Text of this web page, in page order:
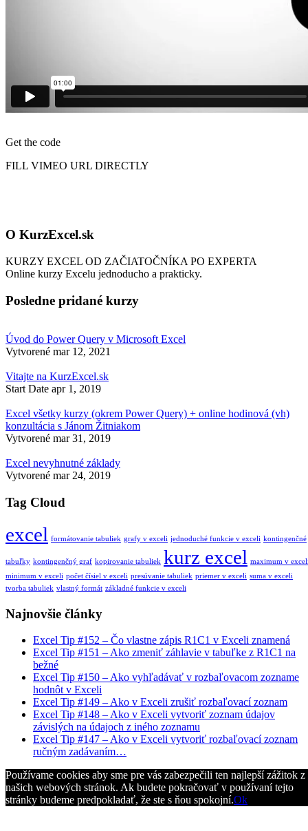
Get the code
FILL VIMEO URL DIRECTLY
O KurzExcel.sk
KURZY EXCEL OD ZAČIATOČNÍKA PO EXPERTA
Online kurzy Excelu jednoducho a prakticky.
Posledne pridané kurzy
Úvod do Power Query v Microsoft Excel
Vytvorené mar 12, 2021
Vitajte na KurzExcel.sk
Start Date apr 1, 2019
Excel všetky kurzy (okrem Power Query) + online hodinová (vh)
konzultácia s Jánom Žitniakom
Vytvorené mar 31, 2019
Excel nevyhnutné základy
Vytvorené mar 24, 2019
Tag Cloud
excel formátovanie tabuliek grafy v exceli jednoduché funkcie v exceli kontingenčné
tabuľky kontingenčný graf kopirovanie tabuliek kurz excel maximum v
minimum v exceli počet čísiel v exceli presúvanie tabuliek priemer v exceli suma v exceli
tvorba tabuliek vlastný formát základné funkcie v exceli
Najnovšie články
Excel Tip #152 – Čo vlastne zápis R1C1 v Exceli znamená
Excel Tip #151 – Ako zmeniť záhlavie v tabuľke z R1C1 na
bežné
Excel Tip #150 – Ako vyhľadávať v rozbaľovacom zozname
hodnôt v Exceli
Excel Tip #149 – Ako v Exceli zrušiť rozbaľovací zoznam
Excel Tip #148 – Ako v Exceli vytvoriť zoznam údajov
závislých na údajoch z iného zoznamu
Excel Tip #147 – Ako v Exceli vytvoriť rozbaľovací zoznam
ručným zadávaním…
Používame cookies aby sme pre vás zabezpečili ten najlepší zážitok z
našich webových stránok. Ak budete pokračovať v používaní tejto
stránky budeme predpokladať, že ste s ňou spokojní.Ok